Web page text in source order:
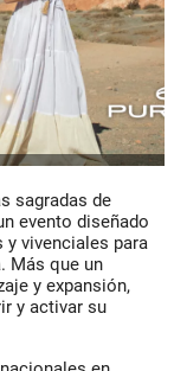
sagradas de
evento diseñado
y vivenciales para
Más que un
y expansión,
y activar su